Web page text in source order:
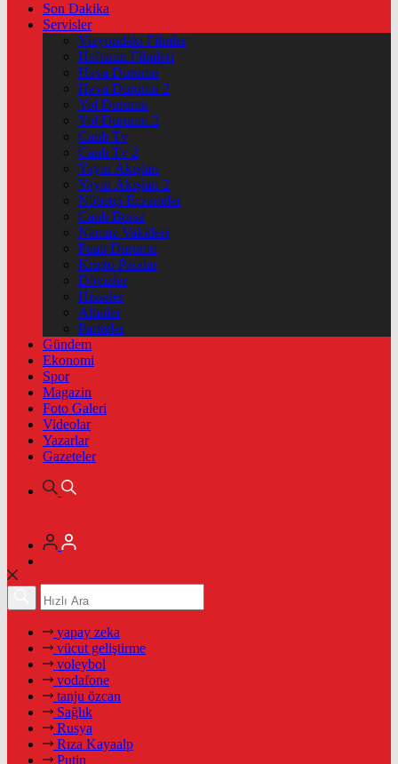
Son Dakika
Servisler
Vizyondaki Filmler
Haftanin Filmleri
Hava Durumu
Hava Durumu 2
Yol Durumu
Yol Durumu 2
Canlı Tv
Canlı Tv 2
Yayın Akışları
Yayın Akışları 2
Nöbetçi Eczaneler
Canlı Borsa
Namaz Vakitleri
Puan Durumu
Kripto Paralar
Dövizler
Hisseler
Altınlar
Pariteler
Gündem
Ekonomi
Spor
Magazin
Foto Galeri
Videolar
Yazarlar
Gazeteler
yapay zeka
vücut geliştirme
voleybol
vodafone
tanju özcan
Sağlık
Rusya
Rıza Kayaalp
Putin